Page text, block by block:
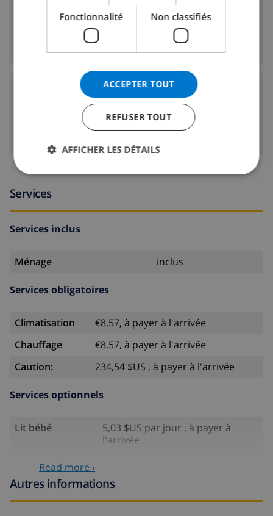
Boutiques:
Aéroports:
Services
Services inclus
Ménage inclus
Services obligatoires
Climatisation
€8.57, à payer à l'arrivée
Chauffage
€8.57, à payer à l'arrivée
Caution:
234,54 $US , à payer à l'arrivée
Services optionnels
Lit bébé
5,03 $US par jour , à payer à
l'arrivée
Siège enfant
Read more ›
Autres informations
Fonctionnalité Non classifiés
ACCEPTER TOUT
REFUSER TOUT
AFFICHER LES DÉTAILS